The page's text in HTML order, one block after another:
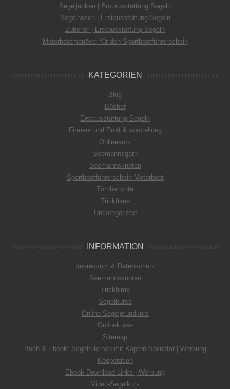
Segeljacken | Erstausstattung Segeln
Segelhosen | Erstausstattung Segeln
Zubehör | Erstausstattung Segeln
Motorbootmanöver für den Sportbootführerschein
KATEGORIEN
Blog
Bücher
Erstausstattung Segeln
Firmen- und Produktvorstellung
Onlinekurs
Seemannsgarn
Seemannsknoten
Sportbootführerschein Motorboot
Törnberichte
Trickfilme
Uncategorized
INFORMATION
Impressum & Datenschutz
Seemannsknoten
Trickfilme
Segelkurse
Online Segelgrundkurs
Onlinekurse
Sitemap
Buch & Ebook: Segeln lernen mit Käpten Sailnator | Werbung
Kooperation
Ebook Download-Links | Werbung
Video-Segelkurs